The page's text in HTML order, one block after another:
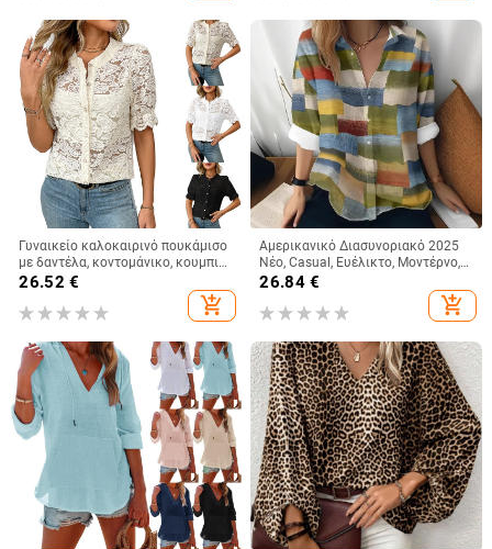
Γυναικείο καλοκαιρινό πουκάμισο
με δαντέλα, κοντομάνικο, κουμπιά,
φλοράλ μοτίβο, στρογγυλή
βαμβάκι-πολυεστέρας
26.52 €
add_shopping_cart
Αμερικανικό Διασυνοριακό 2025
Νέο, Casual, Ευέλικτο, Μοντέρνο,
Υψηλής Ποιότητας, Ριγέ Καρό
Μακρυμάνικο
26.84€
add_shopping_cart